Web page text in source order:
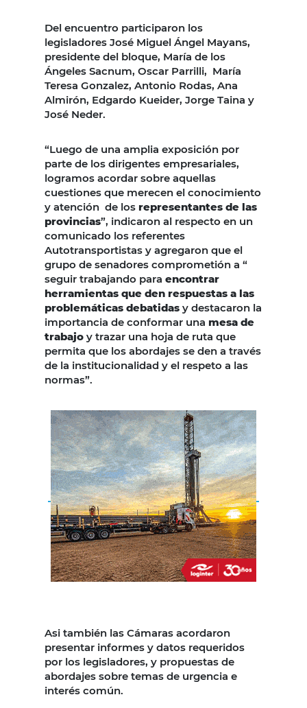
Del encuentro participaron los
legisladores José Miguel Ángel Mayans,
presidente del bloque, María de los
Ángeles Sacnum, Oscar Parrilli, María
Teresa Gonzalez, Antonio Rodas, Ana
Almirón, Edgardo Kueider, Jorge Taina y
José Neder.
“Luego de una amplia exposición por
parte de los dirigentes empresariales,
logramos acordar sobre aquellas
cuestiones que merecen el conocimiento
y atención de los representantes de las
provincias”, indicaron al respecto en un
comunicado los referentes
Autotransportistas y agregaron que el
grupo de senadores comprometión a “
seguir trabajando para encontrar
herramientas que den respuestas a las
problemáticas debatidas y destacaron la
importancia de conformar una mesa de
trabajo y trazar una hoja de ruta que
permita que los abordajes se den a través
de la institucionalidad y el respeto a las
normas”.
Asi también las Cámaras acordaron
presentar informes y datos requeridos
por los legisladores, y propuestas de
abordajes sobre temas de urgencia e
interés común.